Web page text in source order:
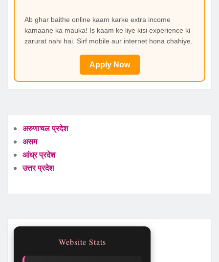
Ab ghar baithe online kaam karke extra income
kamaane ka mauka! Is kaam ke liye kisi experience ki
zarurat nahi hai. Sirf mobile aur internet hona chahiye.
Apply Now
अरुणाचल प्रदेश
असम
आंध्र प्रदेश
उत्तर प्रदेश
Website Stats